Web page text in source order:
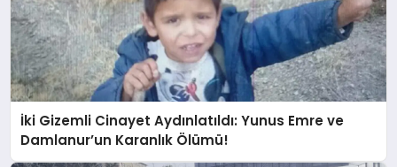
İki Gizemli Cinayet Aydınlatıldı: Yunus Emre ve
Damlanur’un Karanlık Ölümü!